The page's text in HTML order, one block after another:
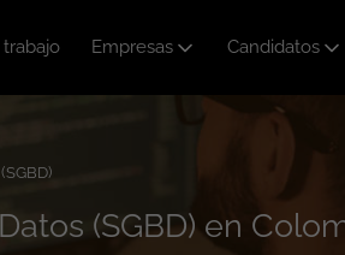
trabajo Empresas Candidatos
(SGBD) en